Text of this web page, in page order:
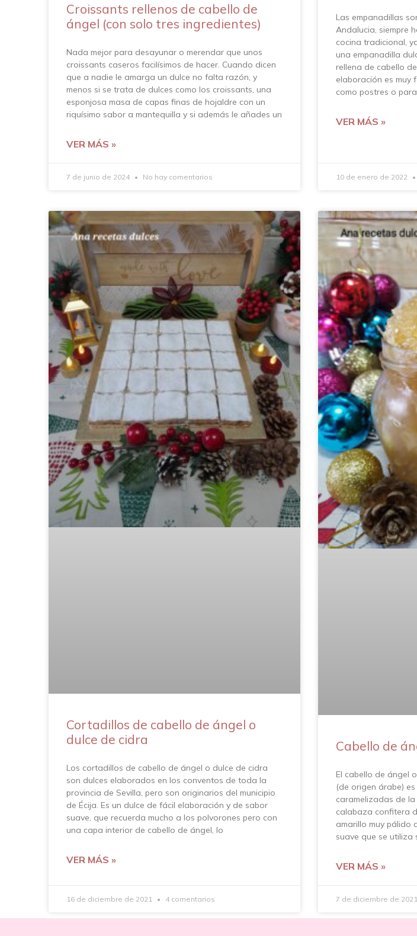
Croissants rellenos de cabello de
ángel (con solo tres ingredientes)
Nada mejor para desayunar o merendar que unos
croissants caseros facilísimos de hacer. Cuando dicen
que a nadie le amarga un dulce no falta razón, y
menos si se trata de dulces como los croissants, una
esponjosa masa de capas finas de hojaldre con un
riquísimo sabor a mantequilla y si además le añades un
VER MÁS »
7 de junio de 2024 No hay comentarios
Las empanadillas
Andalucia, siempre
cocina tradicional,
una empanadilla
rellena de cabello
elaboración es muy
como postres o para
VER MÁS »
10 de enero de 2022
Cortadillos de cabello de ángel o
dulce de cidra
Los cortadillos de cabello de ángel o dulce de cidra
son dulces elaborados en los conventos de toda la
provincia de Sevilla, pero son originarios del municipio
de Écija. Es un dulce de fácil elaboración y de sabor
suave, que recuerda mucho a los polvorones pero con
una capa interior de cabello de ángel, lo
VER MÁS »
16 de diciembre de 2021 4 comentarios
Cabello de
El cabello de ángel
(de origen árabe)
caramelizadas de
calabaza confitera
amarillo muy pálido
suave que se utiliza
VER MÁS »
7 de diciembre de 2021